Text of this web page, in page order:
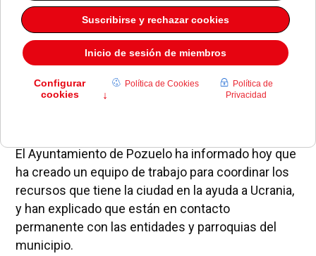
El Ayuntamiento de Pozuelo ha informado hoy que
ha creado un equipo de trabajo para coordinar los
recursos que tiene la ciudad en la ayuda a Ucrania,
y han explicado que están en contacto
permanente con las entidades y parroquias del
municipio.